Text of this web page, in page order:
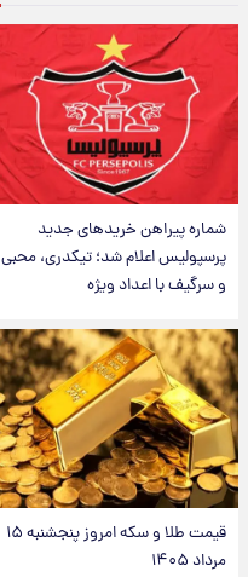
شماره پیراهن خریدهای جدید
پرسپولیس اعلام شد؛ تیکدری، محبی
و سرگیف با اعداد ویژه
قیمت طلا و سکه امروز پنجشنبه ۱۵
مرداد ۱۴۰۵